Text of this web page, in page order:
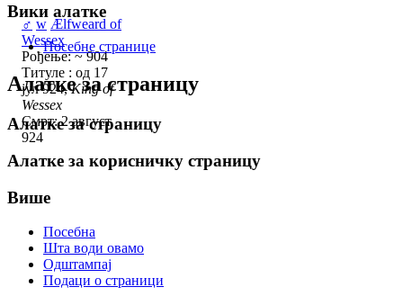
♂ w Ælfweard of
Wessex
Рођење: ~ 904
Титуле : од 17
јул 924,King of
Wessex
Смрт: 2 август
924
Вики алатке
Посебне странице
Алатке за страницу
Алатке за страницу
Алатке за корисничку страницу
Више
Посебна
Шта води овамо
Одштампај
Подаци о страници